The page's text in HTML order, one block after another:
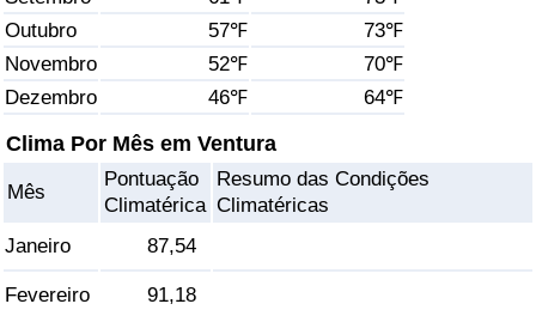
Outubro
57℉
73℉
Novembro
52℉
70℉
Dezembro
46℉ 64℉
Clima Por Mês em Ventura
Mês
Pontuação
Climatérica
Resumo das Condições
Climatéricas
Janeiro
87,54
Fevereiro 91,18
Saúde
Indicador de Saúde (Atual)
Poluição